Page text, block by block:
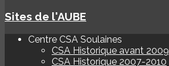
Sites de l'AUBE
Centre CSA Soulaines
CSA Historique avant 2009
CSA Historique 2007-2010